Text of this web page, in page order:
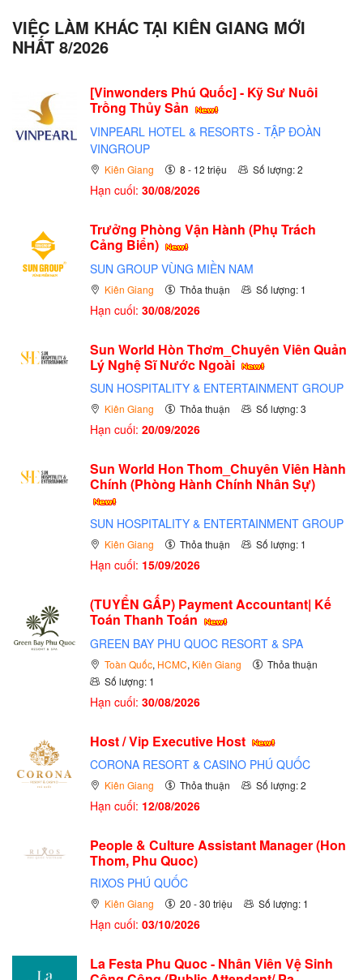
VIỆC LÀM KHÁC TẠI KIÊN GIANG MỚI
NHẤT 8/2026
[Vinwonders Phú Quốc] - Kỹ Sư Nuôi
Trồng Thủy Sản
VINPEARL HOTEL & RESORTS - TẬP ĐOÀN
VINGROUP
Kiên Giang 8 - 12 triệu Số lượng: 2
Hạn cuối: 30/08/2026
Trưởng Phòng Vận Hành (Phụ Trách
Cảng Biển)
SUN GROUP VÙNG MIỀN NAM
Kiên Giang Thỏa thuận Số lượng: 1
Hạn cuối: 30/08/2026
Sun World Hòn Thơm_Chuyên Viên Quản
Lý Nghệ Sĩ Nước Ngoài
SUN HOSPITALITY & ENTERTAINMENT GROUP
Kiên Giang Thỏa thuận Số lượng: 3
Hạn cuối: 20/09/2026
Sun World Hon Thom_Chuyên Viên Hành
Chính (Phòng Hành Chính Nhân Sự)
SUN HOSPITALITY & ENTERTAINMENT GROUP
Kiên Giang Thỏa thuận Số lượng: 1
Hạn cuối: 15/09/2026
(TUYỂN GẤP) Payment Accountant| Kế
Toán Thanh Toán
GREEN BAY PHU QUOC RESORT & SPA
Toàn Quốc, HCMC, Kiên Giang
Thỏa thuận
Số lượng: 1
Hạn cuối: 30/08/2026
Host / Vip Executive Host
CORONA RESORT & CASINO PHÚ QUỐC
Kiên Giang Thỏa thuận Số lượng: 2
Hạn cuối: 12/08/2026
People & Culture Assistant Manager (Hon
Thom, Phu Quoc)
RIXOS PHÚ QUỐC
Kiên Giang 20 - 30 triệu Số lượng: 1
Hạn cuối: 03/10/2026
La Festa Phu Quoc - Nhân Viên Vệ Sinh